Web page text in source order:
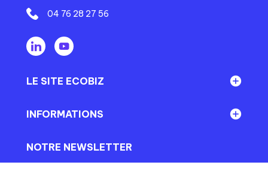
04 76 28 27 56
LE SITE ECOBIZ
Réseau Ecobiz
En direct d'Ecobiz
INFORMATIONS
Mentions légales
NOTRE NEWSLETTER